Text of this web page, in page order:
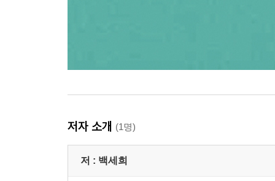
저자 소개 (1명)
저 : 백세희